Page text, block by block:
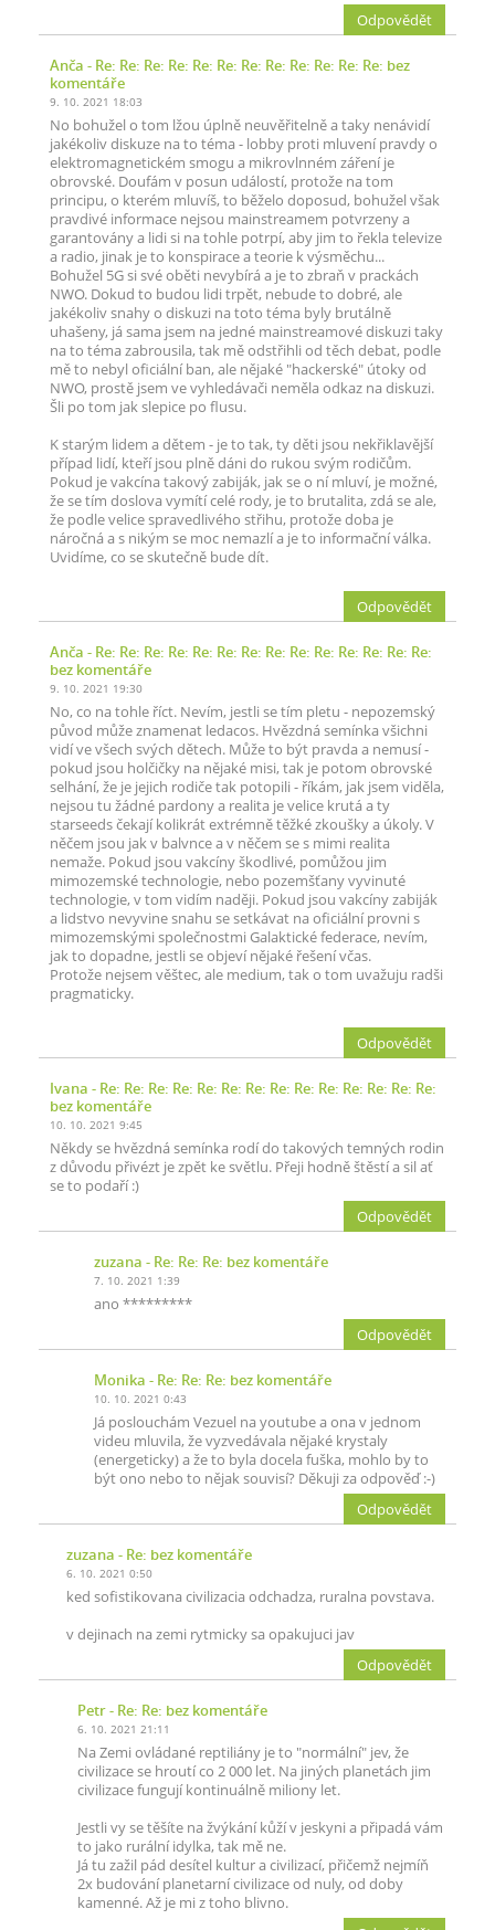
Odpovědět
Anča - Re: Re: Re: Re: Re: Re: Re: Re: Re: Re: Re: Re: bez
komentáře
9. 10. 2021 18:03
No bohužel o tom lžou úplně neuvěřitelně a taky nenávidí
jakékoliv diskuze na to téma - lobby proti mluvení pravdy o
elektromagnetickém smogu a mikrovlnném záření je
obrovské. Doufám v posun událostí, protože na tom
principu, o kterém mluvíš, to běželo doposud, bohužel však
pravdivé informace nejsou mainstreamem potvrzeny a
garantovány a lidi si na tohle potrpí, aby jim to řekla televize
a radio, jinak je to konspirace a teorie k výsměchu...
Bohužel 5G si své oběti nevybírá a je to zbraň v prackách
NWO. Dokud to budou lidi trpět, nebude to dobré, ale
jakékoliv snahy o diskuzi na toto téma byly brutálně
uhašeny, já sama jsem na jedné mainstreamové diskuzi taky
na to téma zabrousila, tak mě odstřihli od těch debat, podle
mě to nebyl oficiální ban, ale nějaké "hackerské" útoky od
NWO, prostě jsem ve vyhledávači neměla odkaz na diskuzi.
Šli po tom jak slepice po flusu.
K starým lidem a dětem - je to tak, ty děti jsou nekřiklavější
případ lidí, kteří jsou plně dáni do rukou svým rodičům.
Pokud je vakcína takový zabiják, jak se o ní mluví, je možné,
že se tím doslova vymítí celé rody, je to brutalita, zdá se ale,
že podle velice spravedlivého střihu, protože doba je
náročná a s nikým se moc nemazlí a je to informační válka.
Uvidíme, co se skutečně bude dít.
Odpovědět
Anča - Re: Re: Re: Re: Re: Re: Re: Re: Re: Re: Re: Re: Re: Re:
bez komentáře
9. 10. 2021 19:30
No, co na tohle říct. Nevím, jestli se tím pletu - nepozemský
původ může znamenat ledacos. Hvězdná semínka všichni
vidí ve všech svých dětech. Může to být pravda a nemusí -
pokud jsou holčičky na nějaké misi, tak je potom obrovské
selhání, že je jejich rodiče tak potopili - říkám, jak jsem viděla,
nejsou tu žádné pardony a realita je velice krutá a ty
starseeds čekají kolikrát extrémně těžké zkoušky a úkoly. V
něčem jsou jak v balvnce a v něčem se s mimi realita
nemaže. Pokud jsou vakcíny škodlivé, pomůžou jim
mimozemské technologie, nebo pozemšťany vyvinuté
technologie, v tom vidím naději. Pokud jsou vakcíny zabiják
a lidstvo nevyvine snahu se setkávat na oficiální provni s
mimozemskými společnostmi Galaktické federace, nevím,
jak to dopadne, jestli se objeví nějaké řešení včas.
Protože nejsem věštec, ale medium, tak o tom uvažuju radši
pragmaticky.
Odpovědět
Ivana - Re: Re: Re: Re: Re: Re: Re: Re: Re: Re: Re: Re: Re: Re:
bez komentáře
10. 10. 2021 9:45
Někdy se hvězdná semínka rodí do takových temných rodin
z důvodu přivézt je zpět ke světlu. Přeji hodně štěstí a sil ať
se to podaří :)
Odpovědět
zuzana - Re: Re: Re: bez komentáře
7. 10. 2021 1:39
ano *********
Odpovědět
Monika - Re: Re: Re: bez komentáře
10. 10. 2021 0:43
Já poslouchám Vezuel na youtube a ona v jednom
videu mluvila, že vyzvedávala nějaké krystaly
(energeticky) a že to byla docela fuška, mohlo by to
být ono nebo to nějak souvisí? Děkuji za odpověď :-)
Odpovědět
zuzana - Re: bez komentáře
6. 10. 2021 0:50
ked sofistikovana civilizacia odchadza, ruralna povstava.
v dejinach na zemi rytmicky sa opakujuci jav
Odpovědět
Petr- Re: Re: bez komentáře
6. 10. 2021 21:11
Na Zemi ovládané reptiliány je to "normální" jev, že
civilizace se hroutí co 2 000 let. Na jiných planetách jim
civilizace fungují kontinuálně miliony let.
Jestli vy se těšíte na žvýkání kůží v jeskyni a připadá vám
to jako rurální idylka, tak mě ne.
Já tu zažil pád desítel kultur a civilizací, přičemž nejmíň
2x budování planetarní civilizace od nuly, od doby
kamenné. Až je mi z toho blivno.